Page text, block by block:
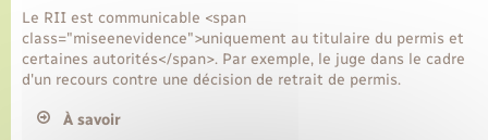
Le RII est communicable <span
class="miseenevidence">uniquement au titulaire du permis et
certaines autorités</span>. Par exemple, le juge dans le cadre
d'un recours contre une décision de retrait de permis.
À savoir